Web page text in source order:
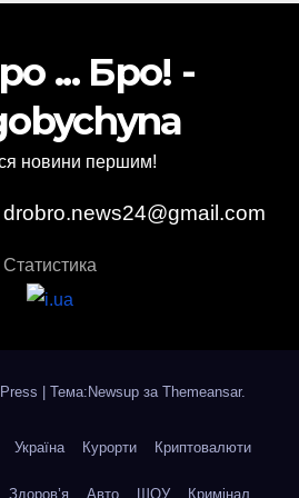
... Бро! -
новини першим!
drobro.news24@gmail.com
Статистика
Тема:Newsup за Themeansar.
Україна Курорти Криптовалюти
Здоров’я Авто ШОУ Кримінал